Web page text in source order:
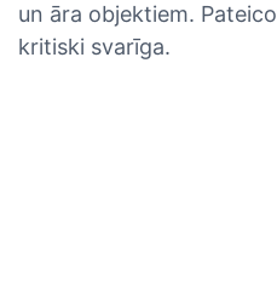
un āra objektiem.
kritiski svarīga.